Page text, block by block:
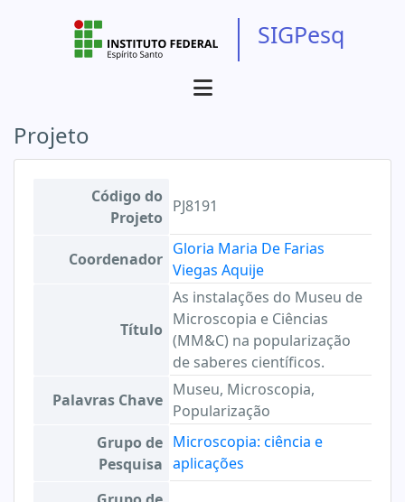
SIGPesq
Projeto
Código do
Projeto
PJ8191
Coordenador
Gloria Maria De Farias
Viegas Aquije
Título
As instalações do Museu de
Microscopia e Ciências
(MM&C) na popularização
de saberes científicos.
Palavras Chave
Museu, Microscopia,
Popularização
Grupo de
Pesquisa
Microscopia: ciência e
aplicações